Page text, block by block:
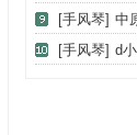
[手风琴] 中
[手风琴] d